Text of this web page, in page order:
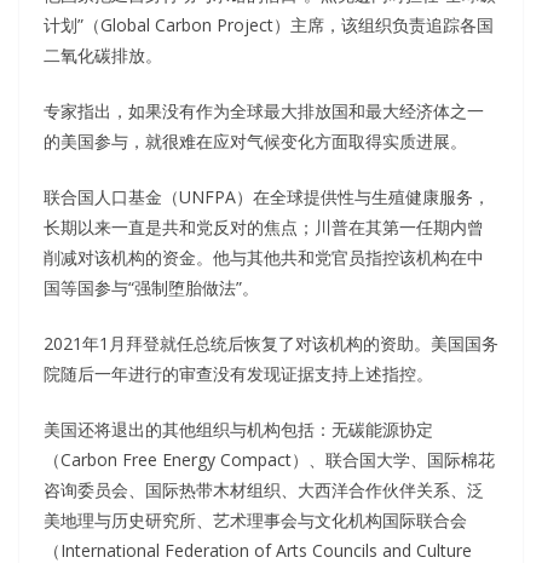
计划”（Global Carbon Project）主席，该组织负责追踪各国
二氧化碳排放。
专家指出，如果没有作为全球最大排放国和最大经济体之一
的美国参与，就很难在应对气候变化方面取得实质进展。
联合国人口基金（UNFPA）在全球提供性与生殖健康服务，
长期以来一直是共和党反对的焦点；川普在其第一任期内曾
削减对该机构的资金。他与其他共和党官员指控该机构在中
国等国参与“强制堕胎做法”。
2021年1月拜登就任总统后恢复了对该机构的资助。美国国务
院随后一年进行的审查没有发现证据支持上述指控。
美国还将退出的其他组织与机构包括：无碳能源协定
（Carbon Free Energy Compact）、联合国大学、国际棉花
咨询委员会、国际热带木材组织、大西洋合作伙伴关系、泛
美地理与历史研究所、艺术理事会与文化机构国际联合会
（International Federation of Arts Councils and Culture